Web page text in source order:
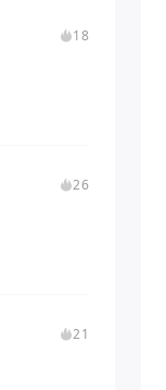
18
26
21